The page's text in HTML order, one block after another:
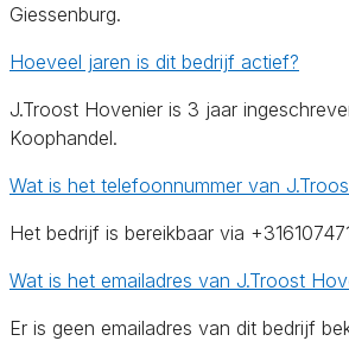
Giessenburg.
Hoeveel jaren is dit bedrijf actief?
J.Troost Hovenier is 3 jaar
Koophandel.
Wat is het telefoonnummer van
Het bedrijf is bereikbaar via
Wat is het emailadres van J.Troost
Er is geen emailadres van dit bedrijf